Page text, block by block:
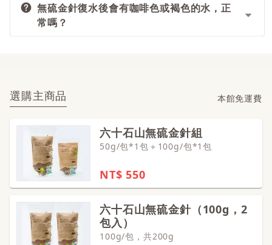
用。
【花東宏宣無硫金針】從種植土地、烘製、包裝到
消費者購買的過程，均接受農委會產銷履歷團隊的
還可當養生茶飲。
無硫金針復水後會有咖啡色或褐色的水，正
常嗎？
選購主商品 本館免運費
六十石山無硫金針組
50g/包*1包＋100g/包*1包
NT$ 550
六十石山無硫金針（100g，2
包入）
100g/包，共200g